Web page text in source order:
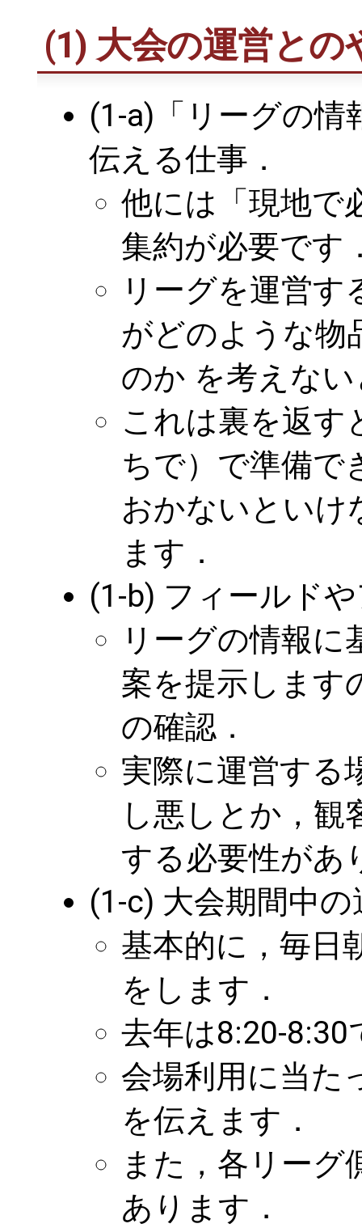
(1) 大会の運営との
(1-a)「リーグの情
伝える仕事．
他には「現地で
集約が必要です
リーグを運営す
がどのような物
のか を考えな
これは裏を返す
ちで）で準備で
おかないといけ
ます．
(1-b) フィールド
リーグの情報に
案を提示します
の確認．
実際に運営する
し悪しとか，観
する必要性があ
(1-c) 大会期間中
基本的に，毎日
をします．
去年は8:20-
会場利用に当た
を伝えます．
また，各リーグ
あります．